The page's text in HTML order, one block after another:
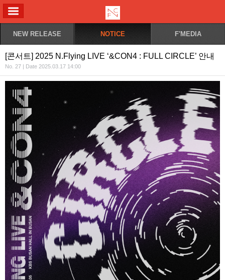
NEW RELEASE NOTICE F'MEDIA
[콘서트] 2025 N.Flying LIVE ‘&CON4 : FULL CIRCLE’ 안내
No. 27 | Date 2025.03.17 14:00